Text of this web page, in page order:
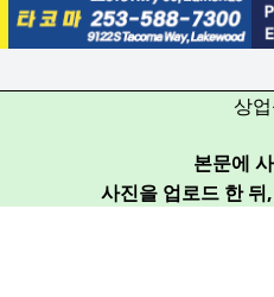
상
본문에
사진을 업로드 한 뒤